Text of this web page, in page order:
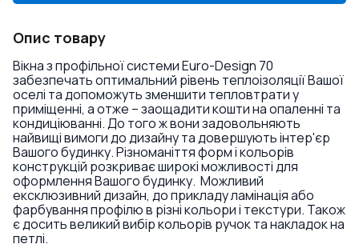
Опис товару
Вікна з профільної системи Euro-Design 70
забезпечать оптимальний рівень теплоізоляції Вашої
оселі та допоможуть зменшити тепловтрати у
приміщенні, а отже – заощадити кошти на опаленні та
кондиціюванні. До того ж вони задовольняють
найвищі вимоги до дизайну та довершують інтер'єр
Вашого будинку. Різноманіття форм і кольорів
конструкцій розкриває широкі можливості для
оформлення Вашого будинку. Можливий
ексклюзивний дизайн, до прикладу ламінація або
фарбування профілю в різні кольори і текстури. Також
є досить великий вибір кольорів ручок та накладок на
петлі.